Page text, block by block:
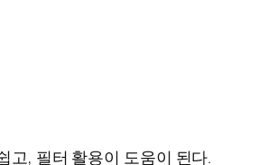
고, 필터 활용이 도움이 된다.